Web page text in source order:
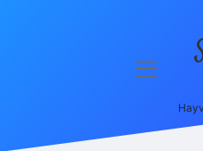
menüyü